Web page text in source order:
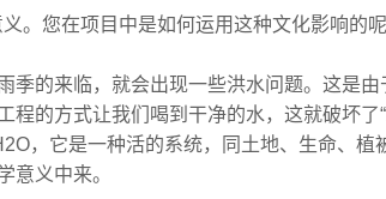
您在项目中是如何运用这种文化影响的呢
的来临，就会出现一些洪水问题。这是由
的方式让我们喝到干净的水，这就破坏了“
，它是一种活的系统，同土地、生命、植
意义中来。